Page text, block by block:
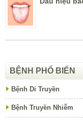
BỆNH PHỔ BIẾN
Bệnh Di Truyền
Bệnh Truyền Nhiễm